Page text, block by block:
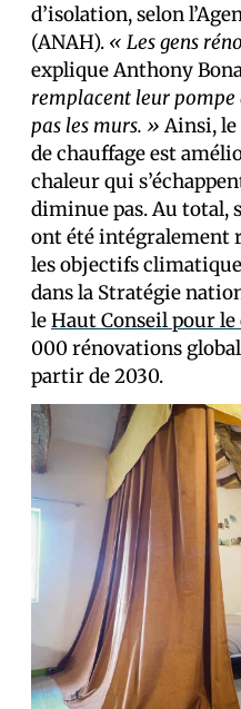
d’isolation, selon
(ANAH). « Les gens
explique Anthony
remplacent leur pompe
pas les murs. »Ainsi, le
de chauffage est
chaleur qui
diminue pas. Au total,
ont été intégralement
les objectifs
dans la Stratégie
leHaut Conseil pour
000 rénovations
partir de 2030.